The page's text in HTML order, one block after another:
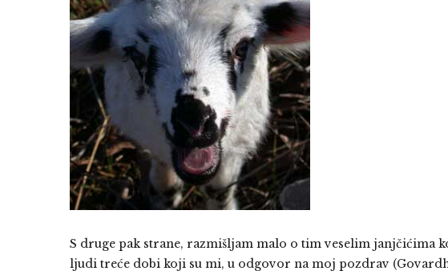
S druge pak strane, razmišljam malo o tim veselim
ljudi treće dobi koji su mi, u odgovor na moj pozdrav